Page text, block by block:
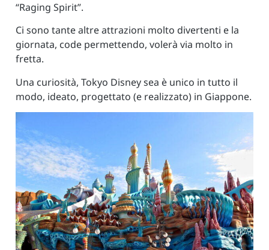
“Raging Spirit”.
Ci sono tante altre attrazioni molto divertenti e la
giornata, code permettendo, volerà via molto in
fretta.
Una curiosità, Tokyo Disney sea è unico in tutto il
modo, ideato, progettato (e realizzato) in Giappone.